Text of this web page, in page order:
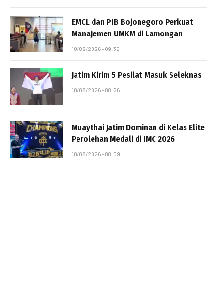
EMCL dan PIB Bojonegoro Perkuat
Manajemen UMKM di Lamongan
10/08/2026 - 09:35
Jatim Kirim 5 Pesilat Masuk Seleknas
10/08/2026 - 08:26
Muaythai Jatim Dominan di Kelas Elite
Perolehan Medali di IMC 2026
10/08/2026 - 08:09